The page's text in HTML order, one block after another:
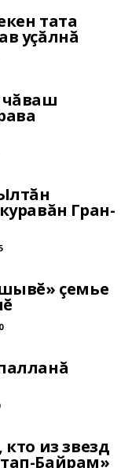
тата
уçăлнă
чăваш
Гран-
çемье
кто из звезд
Байрам»